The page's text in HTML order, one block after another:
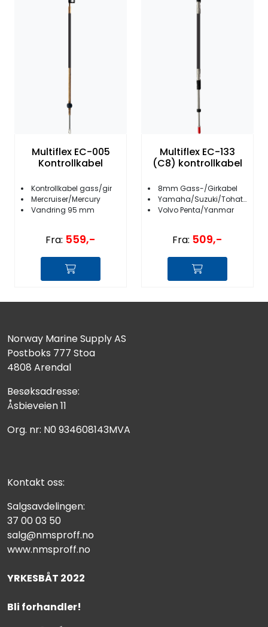
Multiflex EC-005
Kontrollkabel
Kontrollkabel gass/gir
Mercruiser/Mercury
Vandring 95 mm
Fra: 559,-
Multiflex EC-133
(C8) kontrollkabel
8mm Gass-/Girkabel
Yamaha/Suzuki/Tohatsu/Honda
Volvo Penta/Yanmar
Fra: 509,-
Norway Marine Supply AS
Postboks 777 Stoa
4808 Arendal
Besøksadresse:
Åsbieveien 11
Org. nr: N0 934608143MVA
Kontakt oss:
Salgsavdelingen:
37 00 03 50
salg@nmsproff.no
www.nmsproff.no
YRKESBÅT 2022
Bli forhandler!